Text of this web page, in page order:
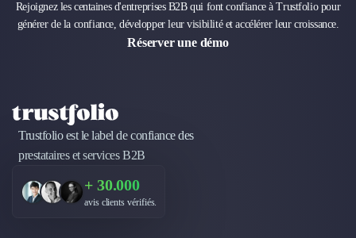
Financement de matériel ou équipement
Due Diligence
UX & UI Design
Développement Web
Internet of Things (IoT)
Design Industriel
Packaging & Emballages
Rejoignez les centaines d'entreprises B2B qui font confiance à Trustfolio pour
générer de la confiance, développer leur visibilité et accélérer leur croissance.
Réserver une démo
Trustfolio est le label de confiance des
prestataires et services B2B
+ 30.000
avis clients vérifiés.